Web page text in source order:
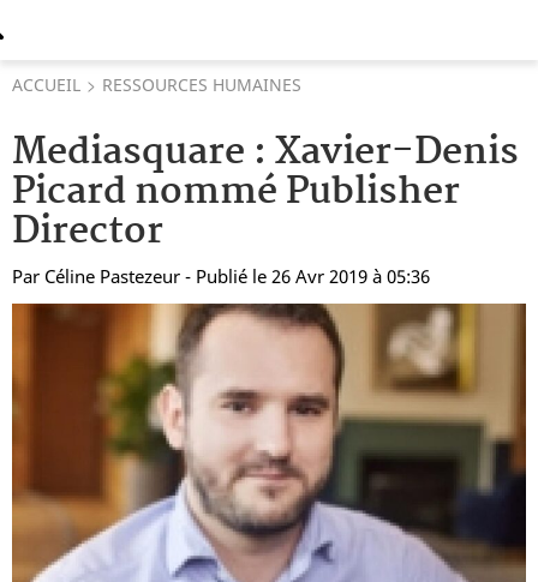
ACCUEIL RESSOURCES HUMAINES
Mediasquare : Xavier-Denis
Picard nommé Publisher
Director
Par Céline Pastezeur - Publié le 26 Avr 2019 à 05:36